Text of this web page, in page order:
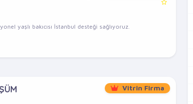
yaşlı bakıcısı İstanbul desteği sağlıyoruz.
Vitrin Firma